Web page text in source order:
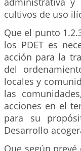
cultivos de uso
Que el punto
los PDET es
acción para la
del
locales y
las
acciones en el
para su
Desarrollo
Que según